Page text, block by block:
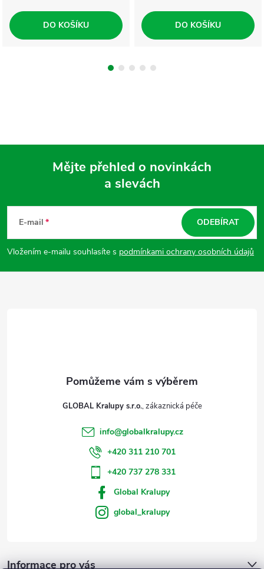
DO KOŠÍKU DO KOŠÍKU
p
a
Mějte přehled o novinkách
a slevách
E-mail
Vložením e-mailu souhlasíte s podmínkami ochrany osobních údajů
ODEBÍRAT
Informace pro vás
GLOBAL Kralupy s.r.o.
info@globalkralupy.cz
+420 311 210 701
+420 737 278 331
Global Kralupy
global_kralupy